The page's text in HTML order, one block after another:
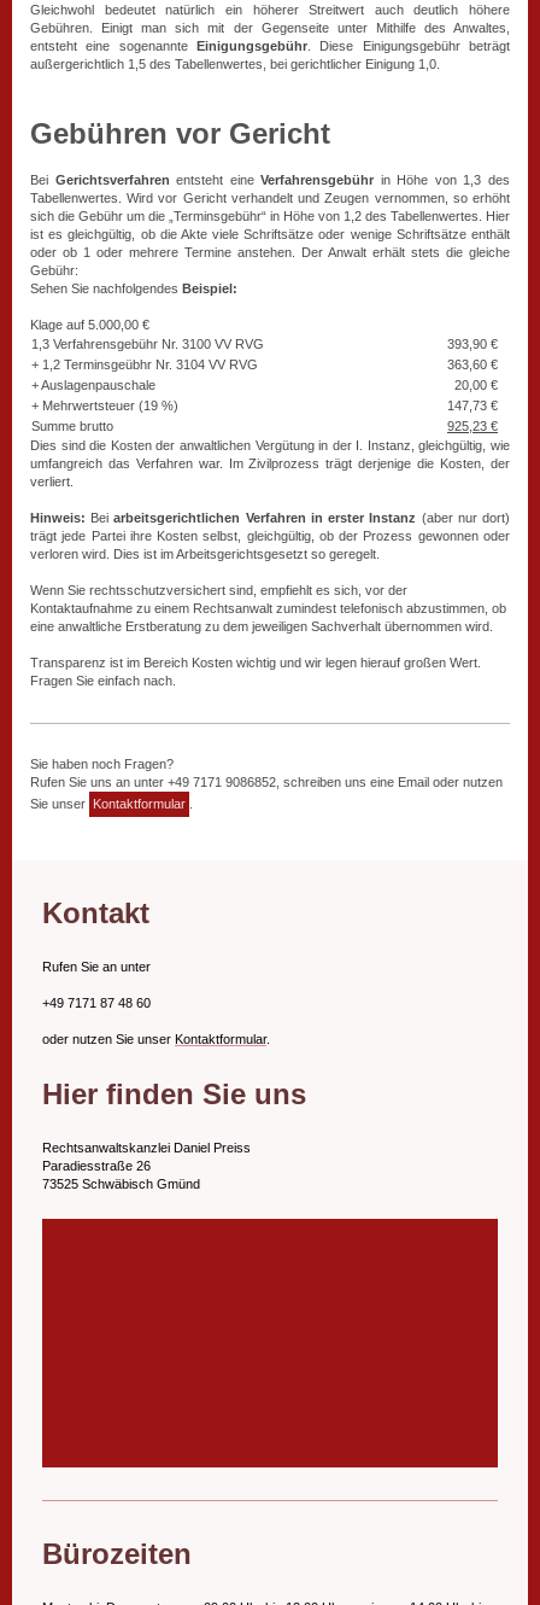
Gleichwohl bedeutet natürlich ein höherer Streitwert auch deutlich höhere
Gebühren. Einigt man sich mit der Gegenseite unter Mithilfe des Anwaltes,
entsteht eine sogenannte Einigungsgebühr . Diese Einigungsgebühr beträgt
außergerichtlich 1,5 des Tabellenwertes, bei gerichtlicher Einigung 1,0.
Gebühren vor Gericht
Bei Gerichtsverfahren entsteht eineVerfahrensgebühr in Höhe von 1,3 des
Tabellenwertes. Wird vor Gericht verhandelt und Zeugen vernommen, so erhöht
sich die Gebühr um die „Terminsgebühr“ in Höhe von 1,2 des Tabellenwertes. Hier
ist es gleichgültig, ob die Akte viele Schriftsätze oder wenige Schriftsätze enthält
oder ob 1 oder mehrere Termine anstehen. Der Anwalt erhält stets die gleiche
Gebühr:
Sehen Sie nachfolgendes Beispiel:
Klage auf 5.000,00 €
1,3 Verfahrensgebühr Nr. 3100 VV RVG
393,90 €
+ 1,2 Terminsgeübhr Nr. 3104 VV RVG
363,60 €
+ Auslagenpauschale
20,00 €
+ Mehrwertsteuer (19 %)
147,73 €
Summe brutto
925,23 €
Dies sind die Kosten der anwaltlichen Vergütung in der I. Instanz, gleichgültig, wie
umfangreich das Verfahren war. Im Zivilprozess trägt derjenige die Kosten, der
verliert.
Hinweis: Beiarbeitsgerichtlichen Verfahren in erster Instanz (aber nur dort)
trägt jede Partei ihre Kosten selbst, gleichgültig, ob der Prozess gewonnen oder
verloren wird. Dies ist im Arbeitsgerichtsgesetzt so geregelt.
Wenn Sie rechtsschutzversichert sind, empfiehlt es sich, vor der
Kontaktaufnahme zu einem Rechtsanwalt zumindest telefonisch abzustimmen, ob
eine anwaltliche Erstberatung zu dem jeweiligen Sachverhalt übernommen wird.
Transparenz ist im Bereich Kosten wichtig und wir legen hierauf großen Wert.
Fragen Sie einfach nach.
Sie haben noch Fragen?
Rufen Sie uns an unter +49 7171 9086852, schreiben uns eine Email oder nutzen
Sie unser Kontaktformular
Kontakt
Rufen Sie an unter
+49 7171 87 48 60
oder nutzen Sie unser Kontaktformular.
Hier finden Sie uns
Rechtsanwaltskanzlei Daniel Preiss
Paradiesstraße 26
73525 Schwäbisch Gmünd
Bürozeiten